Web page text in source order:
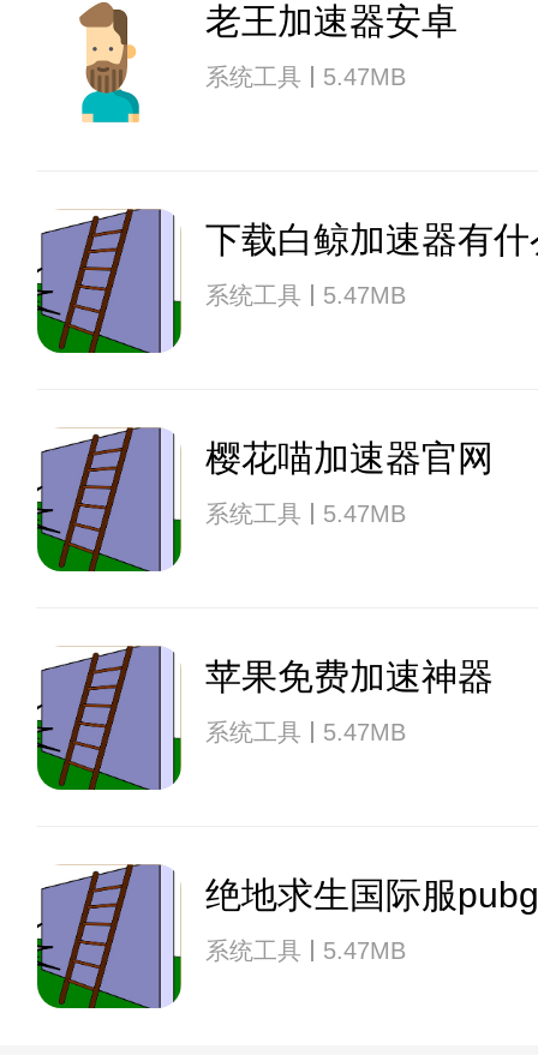
老王加速器安卓
系统工具 5.47MB
下载白鲸加速器有
系统工具 5.47MB
樱花喵加速器官网
系统工具 5.47MB
苹果免费加速神器
系统工具 5.47MB
绝地求生国际服pubg
系统工具 5.47MB